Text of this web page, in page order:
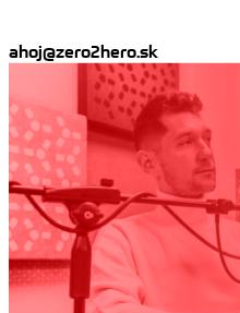
ahoj@zero2hero.sk